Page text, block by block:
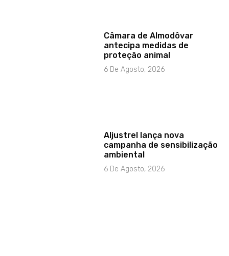
Câmara de Almodôvar
antecipa medidas de
proteção animal
6 De Agosto, 2026
Aljustrel lança nova
campanha de sensibilização
ambiental
6 De Agosto, 2026